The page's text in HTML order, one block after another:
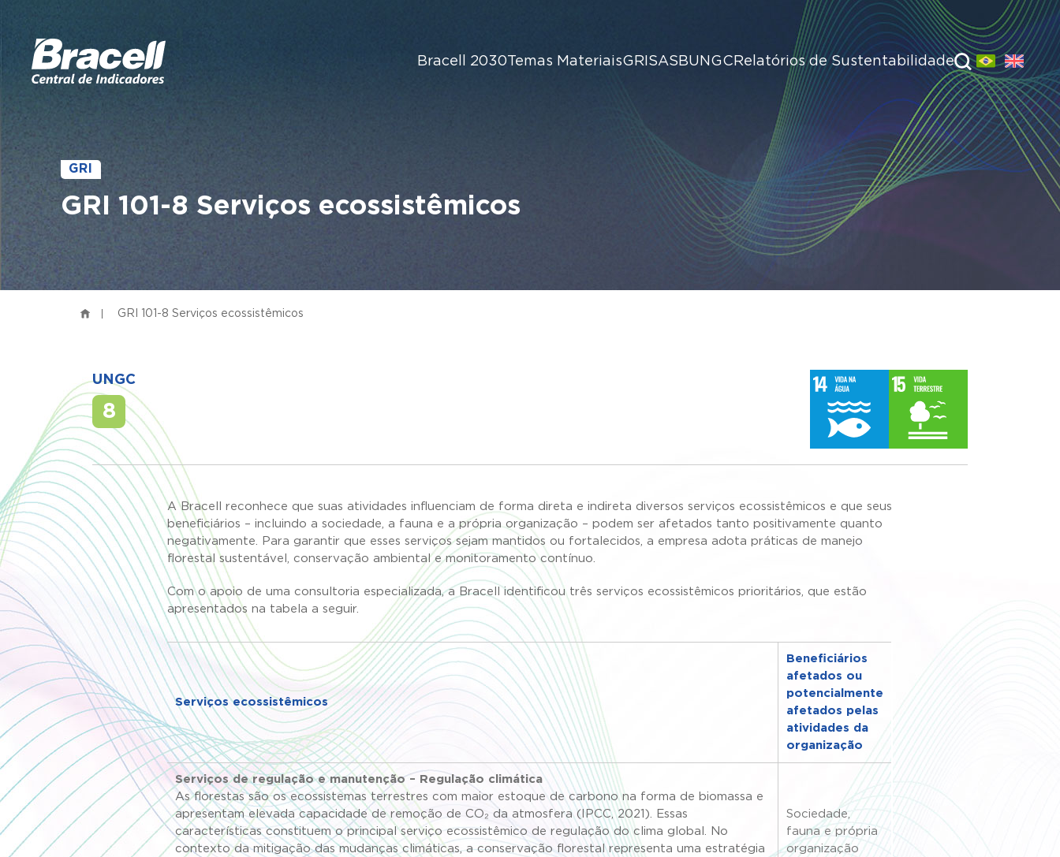
Bracell 2030Temas MateriaisGRI SASBUNGC Relatórios de Sustentabilidade
GRI
GRI 101-8 Serviços ecossistêmicos
GRI 101-8 Serviços ecossistêmicos
UNGC
8
A Bracell reconhece que suas atividades influenciam de forma direta e indireta diversos serviços ecossistêmicos e que seus
beneficiários – incluindo a sociedade, a fauna e a própria organização – podem ser afetados tanto positivamente quanto
negativamente. Para garantir que esses serviços sejam mantidos ou fortalecidos, a empresa adota práticas de manejo
florestal sustentável, conservação ambiental e monitoramento contínuo.
Com o apoio de uma consultoria especializada, a Bracell identificou três serviços ecossistêmicos prioritários, que estão
apresentados na tabela a seguir.
Serviços ecossistêmicos
Beneficiários
afetados ou
potencialmente
afetados pelas
atividades da
organização
Serviços de regulação e manutenção – Regulação climática
As florestas são os ecossistemas terrestres com maior estoque de carbono na forma de biomassa e
apresentam elevada capacidade de remoção de CO₂ da atmosfera (IPCC, 2021). Essas
características constituem o principal serviço ecossistêmico de regulação do clima global. No
contexto da mitigação das mudanças climáticas, a conservação florestal representa uma estratégia
Sociedade,
fauna e própria
organização